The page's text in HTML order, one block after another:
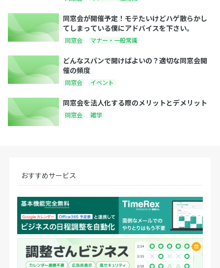
同窓会が開催予定！モテたいけどハゲ散らかし
てしまっている僕にアドバイスを下さい。
同窓会 マナー・一般常識
どんなスパンで開けばよいの？適切な同窓会開
催の頻度
同窓会 イベント
同窓会を法人化する際のメリットとデメリット
同窓会 雑学
おすすめサービス